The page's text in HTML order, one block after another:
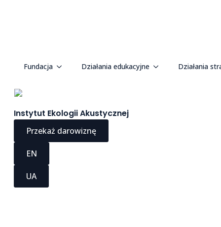
Fundacja Działania edukacyjne Działania
Instytut Ekologii Akustycznej
Przekaż darowiznę
EN
UA